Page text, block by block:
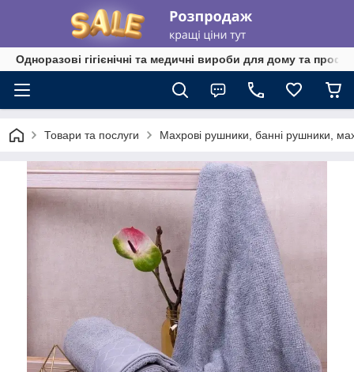
Одноразові гігієнічні та медичні вироби для дому та
Товари та послуги Махрові рушники, банні рушники,